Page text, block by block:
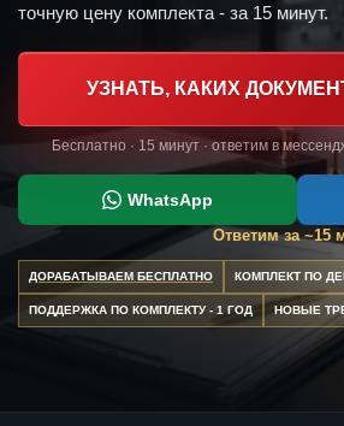
точную цену комплекта - за 15 минут.
УЗНАТЬ, КАКИХ
Бесплатно · 15 минут · ответим в
WhatsApp
Ответим за ~15
ДОРАБАТЫВАЕМ БЕСПЛАТНО КОМПЛЕКТ ПО
ПОДДЕРЖКА ПО КОМПЛЕКТУ - 1 ГОД НОВЫЕ